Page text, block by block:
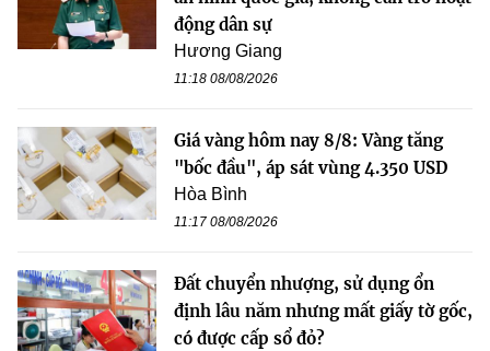
động dân sự
Hương Giang
11:18 08/08/2026
Giá vàng hôm nay 8/8: Vàng tăng
"bốc đầu", áp sát vùng 4.350 USD
Hòa Bình
11:17 08/08/2026
Đất chuyển nhượng, sử dụng ổn
định lâu năm nhưng mất giấy tờ gốc,
có được cấp sổ đỏ?